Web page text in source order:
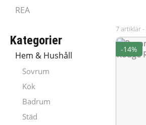
REA
Kategorier
Hem & Hushåll
Sovrum
Kök
Badrum
Städ
7 artiklar -
-14%